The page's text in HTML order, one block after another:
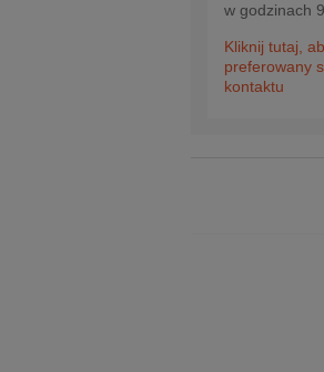
w godzinach
Kliknij tutaj,
preferowany
kontaktu